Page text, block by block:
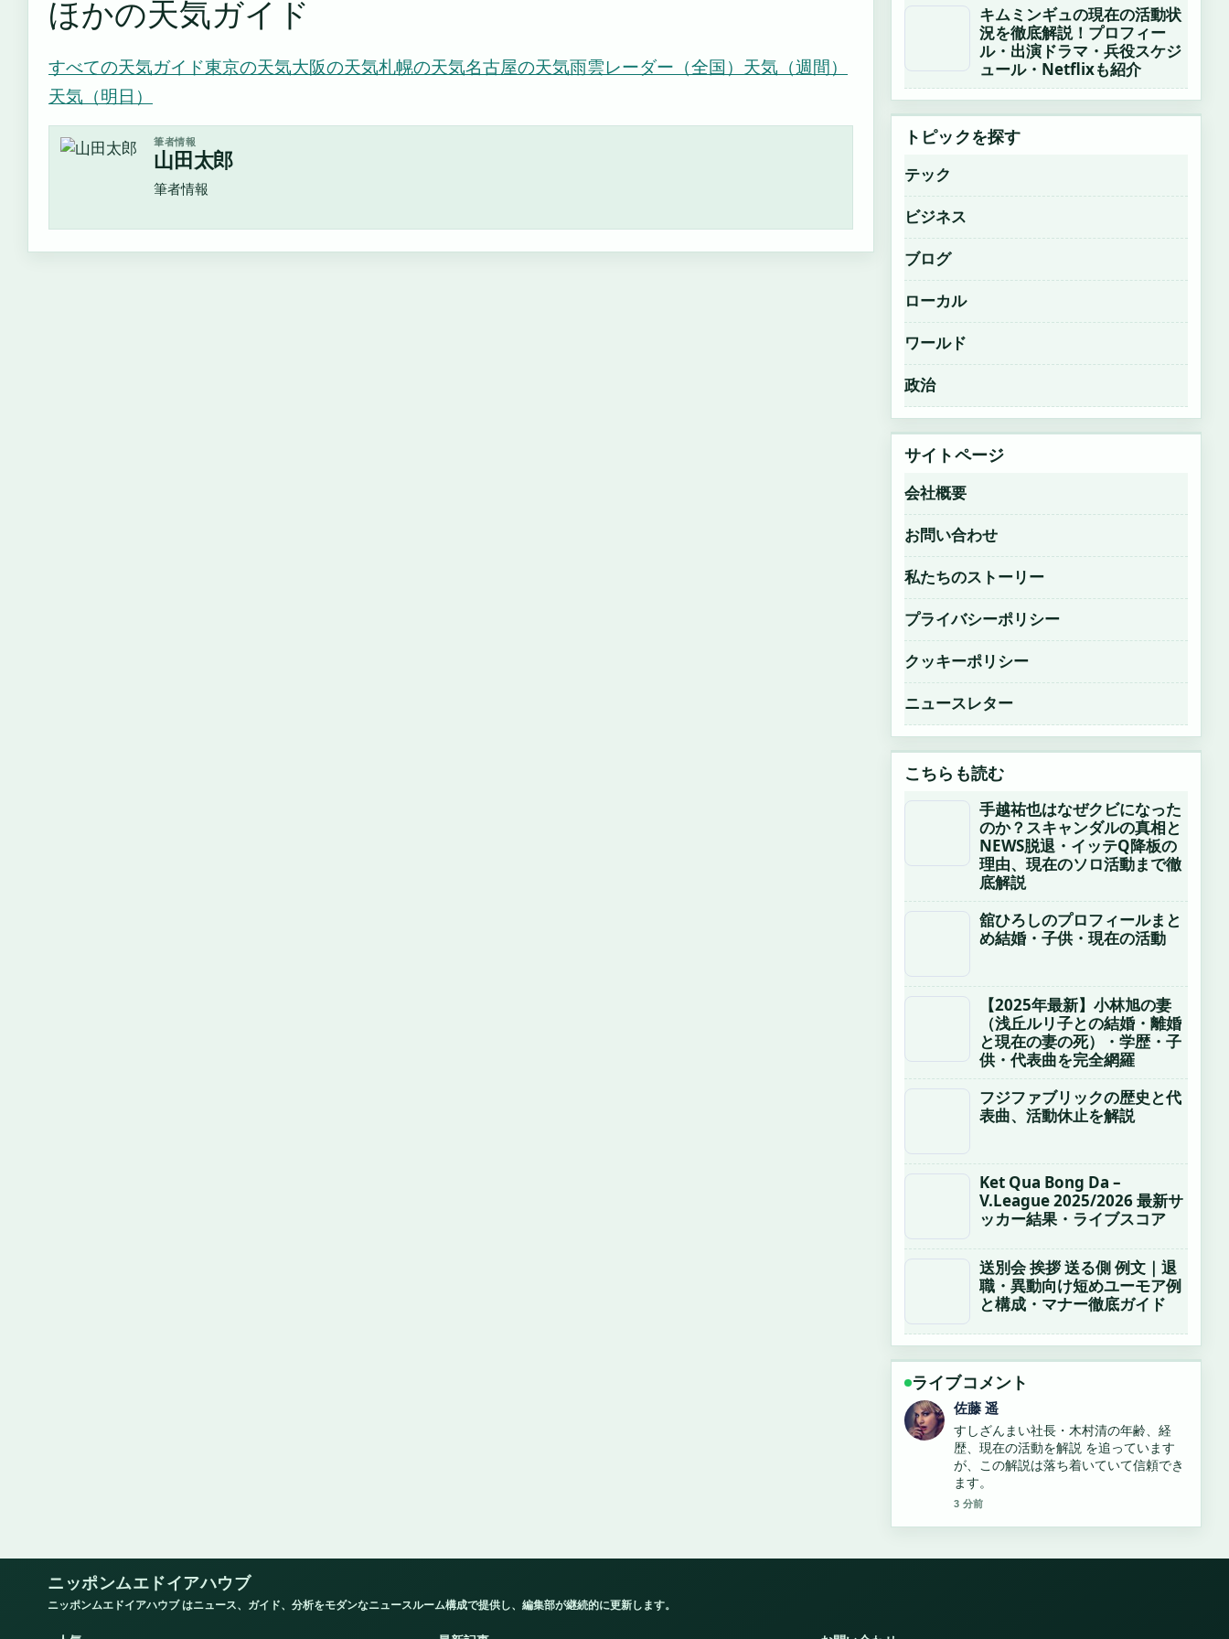
ほかの天気ガイド
すべての天気ガイド東京の天気大阪の天気札幌の天気名古屋の天気雨雲レーダー（全国） 天気（週間）
天気（明日）
筆者情報
山田太郎
筆者情報
キムミンギュの現在の活動状
況を徹底解説！プロフィー
ル・出演ドラマ・兵役スケジ
ュール・Netflixも紹介
トピックを探す
テック
ビジネス
ブログ
ローカル
ワールド
政治
サイトページ
会社概要
お問い合わせ
私たちのストーリー
プライバシーポリシー
クッキーポリシー
ニュースレター
こちらも読む
手越祐也はなぜクビになった
のか？スキャンダルの真相と
NEWS脱退・イッテQ降板の
理由、現在のソロ活動まで徹
底解説
舘ひろしのプロフィールまと
め結婚・子供・現在の活動
【2025年最新】小林旭の妻
（浅丘ルリ子との結婚・離婚
と現在の妻の死）・学歴・子
供・代表曲を完全網羅
フジファブリックの歴史と代
表曲、活動休止を解説
Ket Qua Bong Da –
V.League 2025/2026 最新サ
ッカー結果・ライブスコア
送別会 挨拶 送る側 例文｜退
職・異動向け短めユーモア例
と構成・マナー徹底ガイド
ライブコメント
伊藤 芽衣
「みんな」と「皆」の違いとは？正しい
漢字表記と読み方を徹底解説 の背景説明
が助かります。ライブ更新を続けてくだ
さい。
5 分前
ニッポンムエドイアハウブ
ニッポンムエドイアハウブ はニュース、ガイド、分析をモダンなニュースルーム構成で提供し、編集部が継続的に更新します。